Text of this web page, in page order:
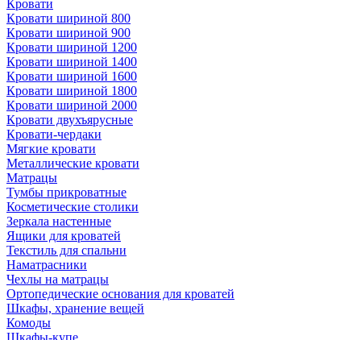
Кровати
Кровати шириной 800
Кровати шириной 900
Кровати шириной 1200
Кровати шириной 1400
Кровати шириной 1600
Кровати шириной 1800
Кровати шириной 2000
Кровати двухъярусные
Кровати-чердаки
Мягкие кровати
Металлические кровати
Матрацы
Тумбы прикроватные
Косметические столики
Зеркала настенные
Ящики для кроватей
Текстиль для спальни
Наматрасники
Чехлы на матрацы
Ортопедические основания для кроватей
Шкафы, хранение вещей
Комоды
Шкафы-купе